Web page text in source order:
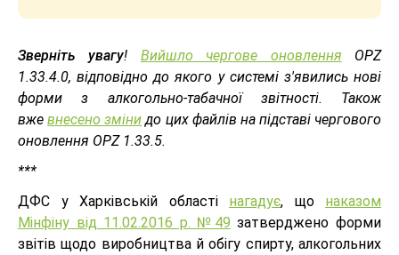
Зверніть увагу! Вийшло чергове оновлення ОРZ
1.33.4.0, відповідно до якого у системі з'явились нові
форми з алкогольно-табачної звітності. Також
вжевнесено зміни до цих файлів на підставі чергового
оновлення ОРZ 1.33.5.
***
ДФС у Харківській області нагадує, що наказом
Мінфіну від 11.02.2016 р. №49 затверджено форми
звітів щодо виробництва й обігу спирту, алкогольних